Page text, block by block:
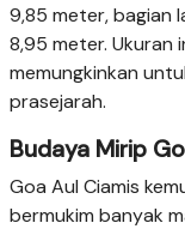
9,85 meter, bagian
8,95 meter. Ukuran
memungkinkan
prasejarah.
Budaya Mirip
Goa Aul Ciamis
bermukim banyak